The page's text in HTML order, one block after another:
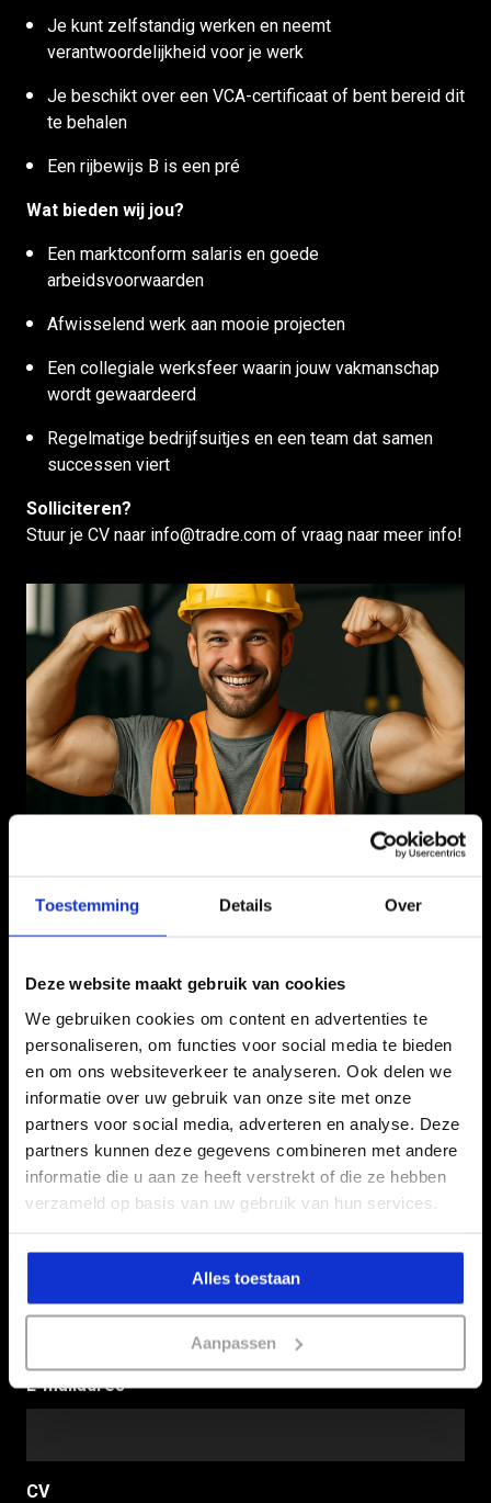
Toestemming Details Over
Deze website maakt gebruik van cookies
We gebruiken cookies om content en advertenties te
personaliseren, om functies voor social media te bieden
en om ons websiteverkeer te analyseren. Ook delen we
informatie over uw gebruik van onze site met onze
partners voor social media, adverteren en analyse. Deze
partners kunnen deze gegevens combineren met andere
informatie die u aan ze heeft verstrekt of die ze hebben
verzameld op basis van uw gebruik van hun services.
Alles toestaan
Aanpassen
Je kunt zelfstandig werken en neemt
verantwoordelijkheid voor je werk
Je beschikt over een VCA-certificaat of bent bereid dit
te behalen
Een rijbewijs B is een pré
Wat bieden wij jou?
Een marktconform salaris en goede
arbeidsvoorwaarden
Afwisselend werk aan mooie projecten
Een collegiale werksfeer waarin jouw vakmanschap
wordt gewaardeerd
Regelmatige bedrijfsuitjes en een team dat samen
successen viert
Solliciteren?
Stuur je CV naar info@tradre.com of vraag naar meer info!
KOM BIJ ONS WERKEN
SOLLICITEER NU
Voor- en achternaam (Vereist)
E-mailadres (Vereist)
CV